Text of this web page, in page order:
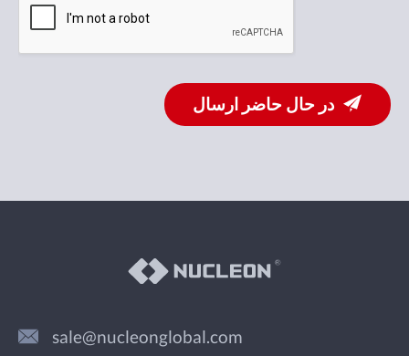
در حال حاضر ارسال
sale@nucleonglobal.com